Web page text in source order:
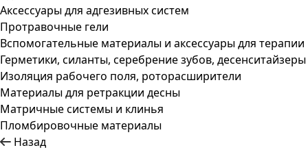
Аксессуары для адгезивных систем
Протравочные гели
Вспомогательные материалы и аксессуары для терапии
Герметики, силанты, серебрение зубов, десенситайзеры
Изоляция рабочего поля, роторасширители
Материалы для ретракции десны
Матричные системы и клинья
Пломбировочные материалы
Назад